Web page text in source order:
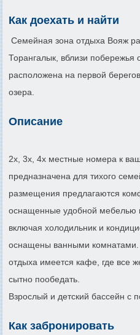
Как доехать и найти
Семейная зона отдыха Вояж
Торангалык, вблизи
расположена на первой
озера.
Описание
2х, 3х, 4х местные номера к
предназначена для тихого
размещения предлагаются
оснащенные удобной мебелью
включая холодильник и
оснащены ванными комнатами.
отдыха имеется кафе, где все
сытно пообедать.
Взрослый и детский бассейн с
Как забронировать